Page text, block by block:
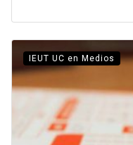
IEUT UC en Medios